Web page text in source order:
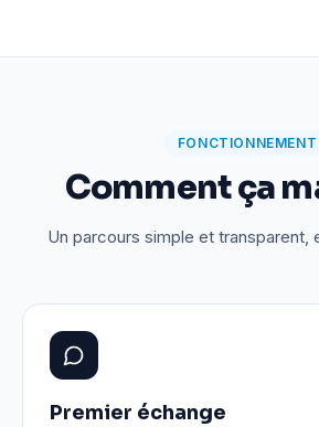
FONCTIONNEMENT
Comment ça
Un parcours simple et transparent,
Premier échange